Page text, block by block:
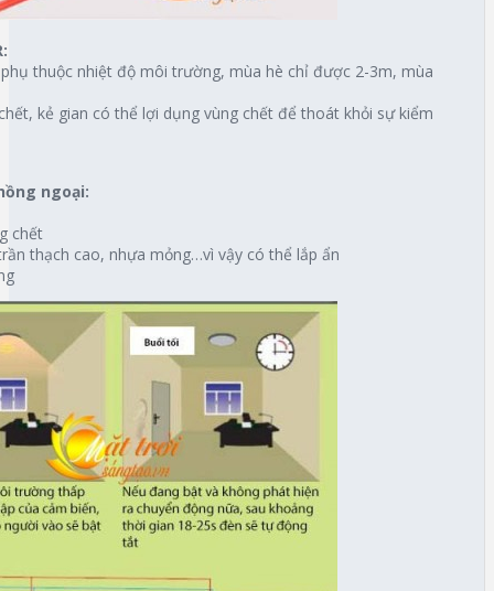
thuộc nhiệt độ môi trường, mùa hè chỉ được 2-3m, mùa
kẻ gian có thể lợi dụng vùng chết để thoát khỏi sự kiểm
ngoại:
chết
thạch cao, nhựa mỏng…vì vậy có thể lắp ẩn